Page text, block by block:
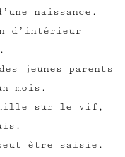
naissance.
d’intérieur
jeunes parents
mois.
sur le vif,
être saisie.